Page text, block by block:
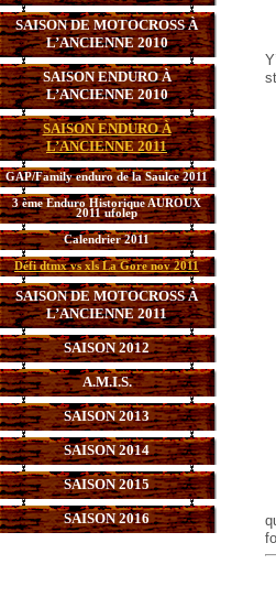
SAISON DE MOTOCROSS À
L’ANCIENNE 2010
SAISON ENDURO À
L’ANCIENNE 2010
SAISON ENDURO À
L’ANCIENNE 2011
GAP/Family enduro de la Saulce 2011
3 ème Enduro Historique AUROUX
2011 ufolep
Calendrier 2011
Défi dtmx vs xls La Gore nov 2011
SAISON DE MOTOCROSS À
L’ANCIENNE 2011
SAISON 2012
A.M.I.S.
SAISON 2013
SAISON 2014
SAISON 2015
SAISON 2016